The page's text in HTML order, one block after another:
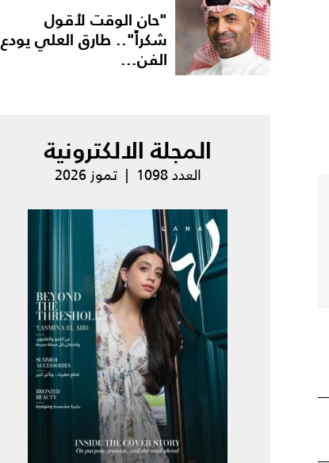
"حان الوقت لأقول
شكراً".. طارق العلي يودع
الفن...
المجلة الالكترونية
العدد 1098 | تموز 2026